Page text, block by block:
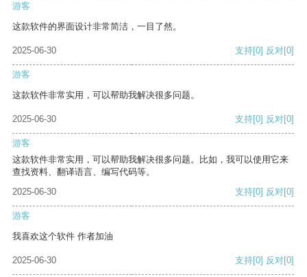
游客
这款软件的界面设计非常简洁，一目了然。
2025-06-30 支持[0] 反对[0]
游客
这款软件非常实用，可以帮助我解决很多问题。
2025-06-30 支持[0] 反对[0]
游客
这款软件非常实用，可以帮助我解决很多问题。比如，我可以使用它来
查找资料、翻译语言、编写代码等。
2025-06-30
支持[0] 反对[0]
游客
我喜欢这个软件 作者加油
2025-06-30 支持[0] 反对[0]